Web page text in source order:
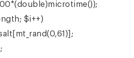
$i++)